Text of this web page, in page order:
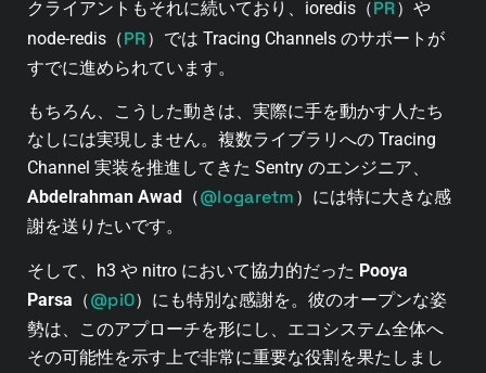
クライアントもそれに続いており、ioredis（PR）や
node-redis（PR）では Tracing Channels のサポートが
すでに進められています。
もちろん、こうした動きは、実際に手を動かす人たち
なしには実現しません。複数ライブラリへの Tracing
Channel 実装を推進してきた Sentry のエンジニア、
Abdelrahman Awad
（@logaretm ）には特に大きな感
謝を送りたいです。
そして、h3 や nitro において協力的だった Pooya
Parsa （@pi0）にも特別な感謝を。彼のオープンな姿
勢は、このアプローチを形にし、エコシステム全体へ
その可能性を示す上で非常に重要な役割を果たしまし